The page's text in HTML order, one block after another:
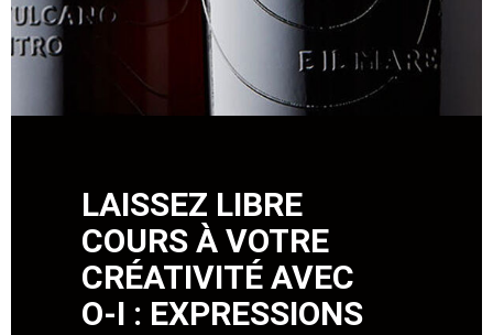
LAISSEZ LIBRE
COURS À VOTRE
CRÉATIVITÉ AVEC
O-I : EXPRESSIONS